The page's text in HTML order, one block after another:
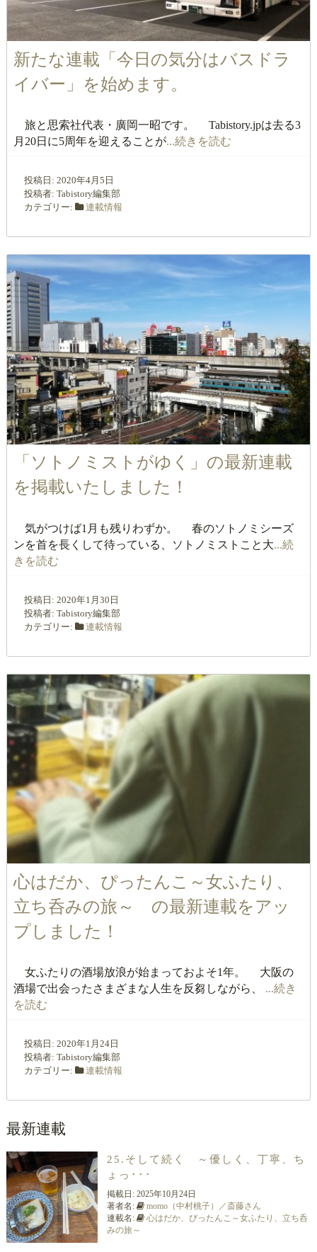
新たな連載「今日の気分はバスドラ
イバー」を始めます。
旅と思索社代表・廣岡一昭です。 Tabistory.jpは去る3
月20日に5周年を迎えることが...続きを読む
投稿日: 2020年4月5日
投稿者: Tabistory編集部
カテゴリー:
連載情報
「ソトノミストがゆく」の最新連載
を掲載いたしました！
気がつけば1月も残りわずか。 春のソトノミシーズ
ンを首を長くして待っている、ソトノミストこと大...続
きを読む
投稿日: 2020年1月30日
投稿者: Tabistory編集部
カテゴリー:
連載情報
心はだか、ぴったんこ～女ふたり、
立ち呑みの旅～ の最新連載をアッ
プしました！
女ふたりの酒場放浪が始まっておよそ1年。 大阪の
酒場で出会ったさまざまな人生を反芻しながら、 ...続き
を読む
投稿日: 2020年1月24日
投稿者: Tabistory編集部
カテゴリー:
連載情報
最新連載
25.そして続く ～優しく、丁寧、ち
ょっ･･･
掲載日: 2025年10月24日
著者名:
momo（中村桃子）／斎藤さん
連載名:
心はだか、ぴったんこ～女ふたり、立ち呑
みの旅～